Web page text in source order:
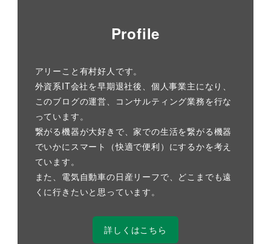
Profile
アリーこと有村好人です。
外資系IT会社を早期退社後、個人事業主になり、
このブログの運営、コンサルティング業務を行な
っています。
繋がる機器が大好きで、家での生活を繋がる機器
でいかにスマート（快適で便利）にするかを考え
ています。
また、電気自動車の日産リーフで、どこまでも遠
くに行きたいと思っています。
詳しくはこちら